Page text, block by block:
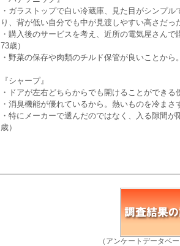
・ガラストップで白い冷蔵庫、見た目がシンプ
り、背が低い自分でも中が見渡しやすい高さだっ
・購入後のサービスを考え、近所の電気屋さん
73歳）
・野菜の保存や肉類のチルド保管が良いことから
『シャープ』
・ドアが左右どちらからでも開けることができ
・消臭機能が優れているから。熱いものを冷ま
・特にメーカーで選んだのではなく、入る隙間
歳）
（アンケートデータベ